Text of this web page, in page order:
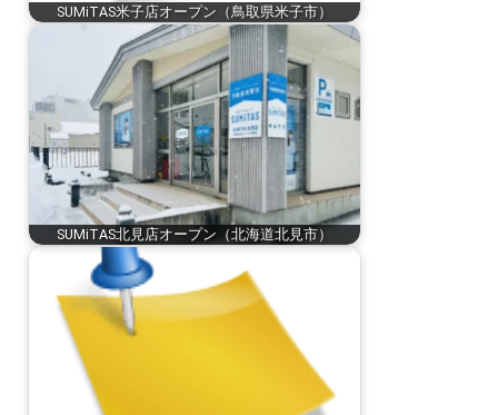
SUMiTAS米子店オープン（鳥取県米子市）
SUMiTAS北見店オープン（北海道北見市）